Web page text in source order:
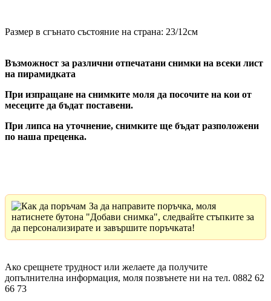
Размер в сгънато състояние на страна: 23/12см
Възможност за различни отпечатани снимки на всеки лист
на пирамидката
При изпращане на снимките моля да посочите на кои от
месеците да бъдат поставени.
При липса на уточнение, снимките ще бъдат разположени
по наша преценка.
За да направите поръчка, моля
натиснете бутона "Добави снимка", следвайте стъпките за
да персонализирате и завършите поръчката!
Ако срещнете трудност или желаете да получите
допълнителна информация, моля позвънете ни на тел. 0882 62
66 73